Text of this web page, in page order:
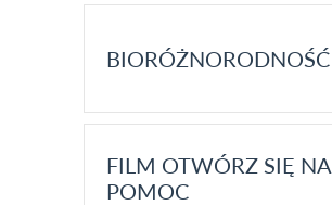
BIORÓŻNORODNOŚĆ
FILM OTWÓRZ SIĘ NA
POMOC